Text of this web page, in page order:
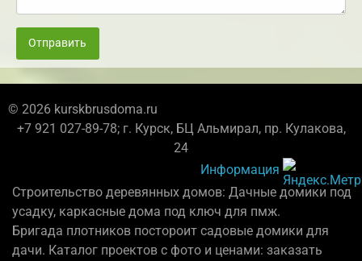
Отправить
© 2026 kurskbrusdoma.ru
+7 921 027-89-78; г. Курск, БЦ Альмирал, пр. Кулакова,
24
Информация
Строительство деревянных домов: Дачные домики под
усадку, каркасные дома под ключ для пмж.
Бригада плотников постороит садовые домики для
дачи. Каталог проектов с фото и ценами: заказать